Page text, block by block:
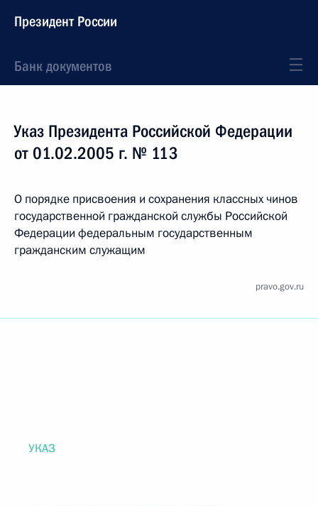
Президент России
Банк документов
Указ Президента Российской Федерации
от 01.02.2005 г. № 113
О порядке присвоения и сохранения классных чинов
государственной гражданской службы Российской
Федерации федеральным государственным
гражданским служащим
pravo.gov.ru
УКАЗ